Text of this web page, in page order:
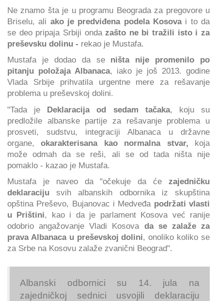
Ne znamo šta je u programu Beograda za pregovore u
Briselu, ali ako je predviđena podela Kosovai to da
se deo pripaja Srbiji ondazašto ne bi tražili isto i za
preševsku dolinu - rekao je Mustafa.
Mustafa je dodao da se ništa nije promenilo po
pitanju položaja Albanaca, iako je još 2013. godine
Vlada Srbije prihvatila urgentne mere za rešavanje
problema u preševskoj dolini.
"Tada je Deklaracija od sedam tačaka, koju su
predložile albanske partije za rešavanje problema u
prosveti, sudstvu, integraciji Albanaca u državne
organe,okarakterisana kao normalna stvar, koja
može odmah da se reši, ali se od tada ništa nije
pomaklo - kazao je Mustafa.
Mustafa je naveo da "očekuje da će zajedničku
deklaraciju svih albanskih odbornika iz skupština
opština Preševo, Bujanovac i Medveđa podržati vlasti
u Prištini, kao i da je parlament Kosova već ranije
odobrio angažovanje Vladi Kosova da se zalaže za
prava Albanaca u preševskoj dolini, onoliko koliko se
za Srbe na Kosovu zalaže zvanični Beograd".
Albanski odbornici su 14. jula na
zajedničkoj sednici usvojili deklaraciju